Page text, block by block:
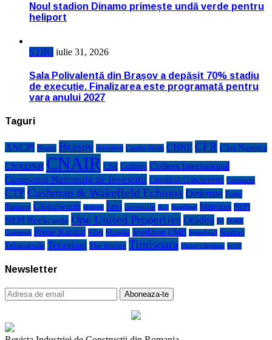
Noul stadion Dinamo primește undă verde pentru
heliport
STIRI iulie 31, 2026
Sala Polivalentă din Brașov a depășit 70% stadiu
de execuție. Finalizarea este programată pentru
vara anului 2027
Taguri
ANCPI Bogart Brasov Bucuresti Catalin Drula CBRE CFR Cluj Napoca
CNADNR CNAIR CNI Colliers Colliers International
Compania Nationala de Investitii Consiliul Concurentei Constanta
CTP Cushman & Wakefield Echinox Dedeman Forte
Partners Globalworth Holcim Iasi investitie JLL Kaufland Metrorex NEPI
NEPI Rockcastle One United Properties Oradea P3 PORR
Construct Prime Kapital Sibiu Skanska Spedition UMB Speedwell Strabag
Tehnostrade Teraplast The Bridge Timisoara Victor Căpitanu WDP
Newsletter